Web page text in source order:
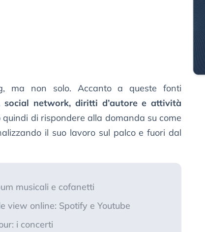
ma non solo. Accanto a queste fonti
social network, diritti d’autore e attività
quindi di rispondere alla domanda su come
il suo lavoro sul palco e fuori dal
musicali e cofanetti
view online: Spotify e Youtube
i concerti